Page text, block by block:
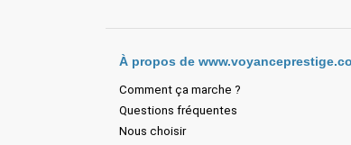
À propos de
Comment ça marche ?
Questions fréquentes
Nous choisir